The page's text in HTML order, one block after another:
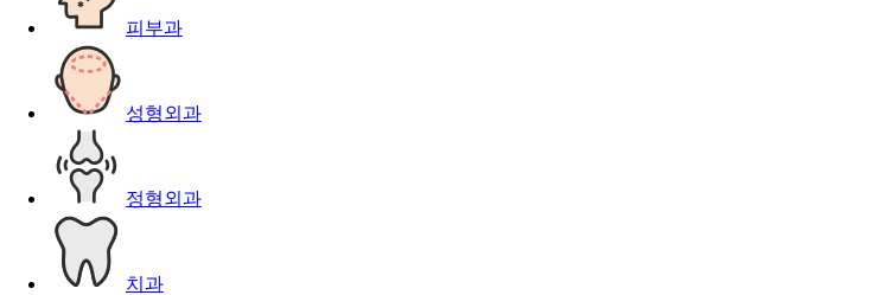
피부과
성형외과
정형외과
치과